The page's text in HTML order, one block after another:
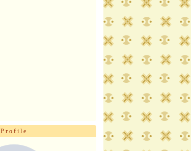
Profile